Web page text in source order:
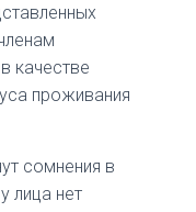
качестве
проживания
сомнения в
лица нет